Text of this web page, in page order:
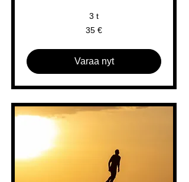
3 t
35 €
Varaa nyt